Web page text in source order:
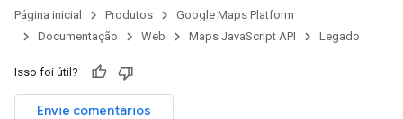
Página inicial Produtos
Google Maps Platform
Documentação
Web Maps JavaScript API Legado
Isso foi útil?
Envie comentários